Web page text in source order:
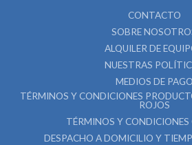
CONTACTO
SOBRE
ALQUILER DE
NUESTRAS
MEDIOS DE PAGO
TÉRMINOS Y CONDICIONES
ROJOS
TÉRMINOS Y CONDICIONES
DESPACHO A DOMICILIO Y